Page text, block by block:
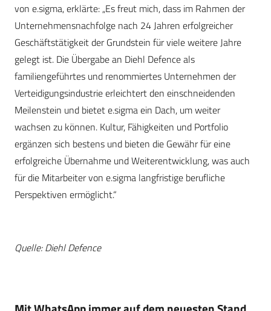
von e.sigma, erklärte: „Es freut mich, dass im Rahmen der
Unternehmensnachfolge nach 24 Jahren erfolgreicher
Geschäftstätigkeit der Grundstein für viele weitere Jahre
gelegt ist. Die Übergabe an Diehl Defence als
familiengeführtes und renommiertes Unternehmen der
Verteidigungsindustrie erleichtert den einschneidenden
Meilenstein und bietet e.sigma ein Dach, um weiter
wachsen zu können. Kultur, Fähigkeiten und Portfolio
ergänzen sich bestens und bieten die Gewähr für eine
erfolgreiche Übernahme und Weiterentwicklung, was auch
für die Mitarbeiter von e.sigma langfristige berufliche
Perspektiven ermöglicht.“
Quelle: Diehl Defence